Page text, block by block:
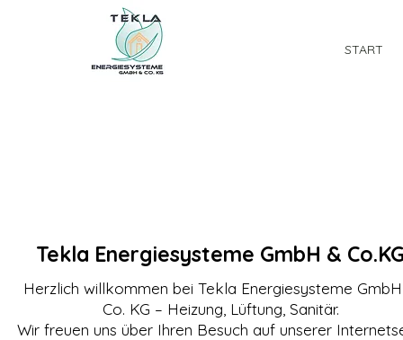
START
Tekla Energiesysteme GmbH &
Herzlich willkommen bei Tekla Energiesysteme
Co. KG – Heizung, Lüftung, Sanitär.
Wir freuen uns über Ihren Besuch auf unserer